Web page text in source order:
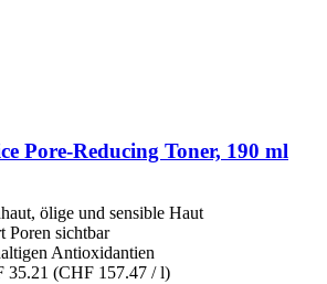
Pore-​Reducing Toner, 190 ml
ölige und sensible Haut
Poren sichtbar
Antioxidantien
35.21 (CHF 157.47 / l)